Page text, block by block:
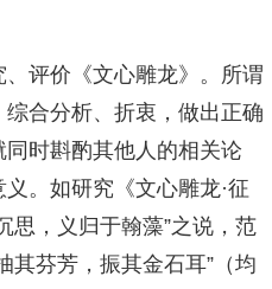
评价《文心雕龙》。所谓
合分析、折衷，做出正确
时斟酌其他人的相关论
。如研究《文心雕龙·征
思，义归于翰藻”之说，范
其芬芳，振其金石耳”（均